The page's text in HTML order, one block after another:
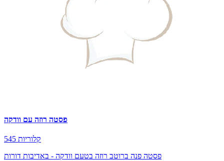
פסטה רוזה עם וודקה
545 קלוריות
פסטה פנה ברוטב רוזה בטעם וודקה - באדיבות דורות